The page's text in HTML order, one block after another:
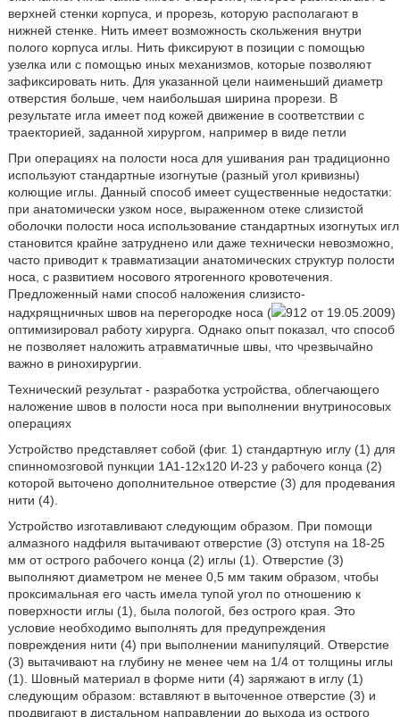
верхней стенки корпуса, и прорезь, которую располагают в
нижней стенке. Нить имеет возможность скольжения внутри
полого корпуса иглы. Нить фиксируют в позиции с помощью
узелка или с помощью иных механизмов, которые позволяют
зафиксировать нить. Для указанной цели наименьший диаметр
отверстия больше, чем наибольшая ширина прорези. В
результате игла имеет под кожей движение в соответствии с
траекторией, заданной хирургом, например в виде петли
При операциях на полости носа для ушивания ран традиционно
используют стандартные изогнутые (разный угол кривизны)
колющие иглы. Данный способ имеет существенные недостатки:
при анатомически узком носе, выраженном отеке слизистой
оболочки полости носа использование стандартных изогнутых игл
становится крайне затруднено или даже технически невозможно,
часто приводит к травматизации анатомических структур полости
носа, с развитием носового ятрогенного кровотечения.
Предложенный нами способ наложения слизисто-
надхрящничных швов на перегородке носа (
912 от 19.05.2009)
оптимизировал работу хирурга. Однако опыт показал, что способ
не позволяет наложить атравматичные швы, что чрезвычайно
важно в ринохирургии.
Технический результат - разработка устройства, облегчающего
наложение швов в полости носа при выполнении внутриносовых
операциях
Устройство представляет собой (фиг. 1) стандартную иглу (1) для
спинномозговой пункции 1А1-12х120 И-23 у рабочего конца (2)
которой выточено дополнительное отверстие (3) для продевания
нити (4).
Устройство изготавливают следующим образом. При помощи
алмазного надфиля вытачивают отверстие (3) отступя на 18-25
мм от острого рабочего конца (2) иглы (1). Отверстие (3)
выполняют диаметром не менее 0,5 мм таким образом, чтобы
проксимальная его часть имела тупой угол по отношению к
поверхности иглы (1), была пологой, без острого края. Это
условие необходимо выполнять для предупреждения
повреждения нити (4) при выполнении манипуляций. Отверстие
(3) вытачивают на глубину не менее чем на 1/4 от толщины иглы
(1). Шовный материал в форме нити (4) заряжают в иглу (1)
следующим образом: вставляют в выточенное отверстие (3) и
продвигают в дистальном направлении до выхода из острого